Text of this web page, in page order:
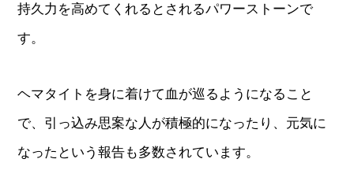
持久力を高めてくれるとされるパワーストーンで
す。
ヘマタイトを身に着けて血が巡るようになること
で、引っ込み思案な人が積極的になったり、元気に
なったという報告も多数されています。